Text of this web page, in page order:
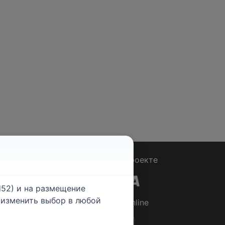
О проекте
© 2026Rabotniki.online
и на размещение
выбор в любой